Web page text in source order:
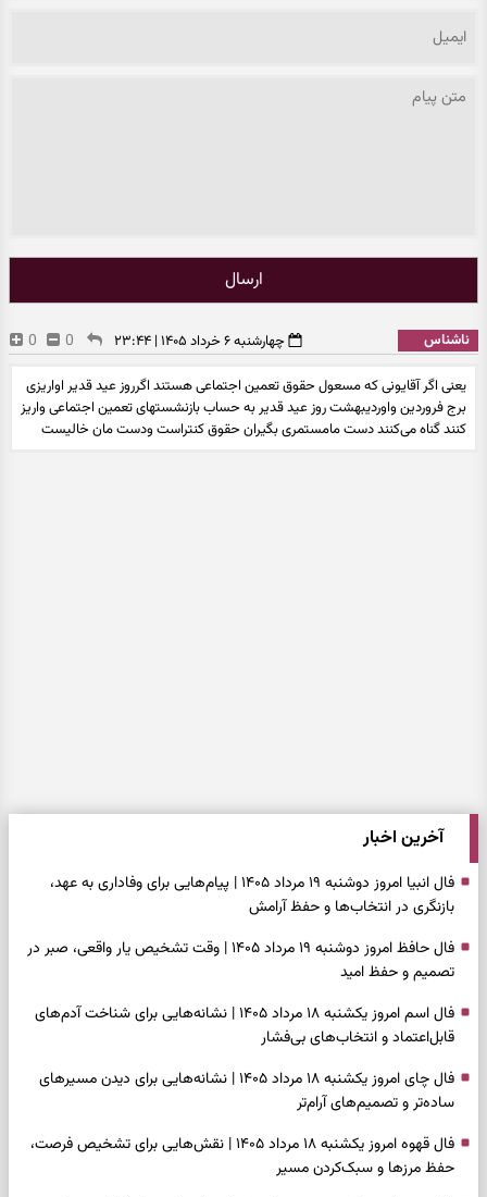
ارسال
ناشناس چهارشنبه ۶ خرداد ۱۴۰۵ | ۲۳:۴۴ 0
0
یعنی اگر آقایونی که مسعول حقوق تعمین اجتماعی هستند اگرروز عید قدیر اواریزی
برج فروردین واوردیبهشت روز عید قدیر به حساب بازنشستهای تعمین اجتماعی واریز
کنند گناه می‌کنند دست مامستمری بگیران حقوق کنتراست ودست مان خالیست
آخرین اخبار
فال انبیا امروز دوشنبه ۱۹ مرداد ۱۴۰۵ | پیام‌هایی برای وفاداری به عهد،
بازنگری در انتخاب‌ها و حفظ آرامش
فال حافظ امروز دوشنبه ۱۹ مرداد ۱۴۰۵ | وقت تشخیص یار واقعی، صبر در
تصمیم و حفظ امید
فال اسم امروز یکشنبه ۱۸ مرداد ۱۴۰۵ | نشانه‌هایی برای شناخت آدم‌های
قابل‌اعتماد و انتخاب‌های بی‌فشار
فال چای امروز یکشنبه ۱۸ مرداد ۱۴۰۵ | نشانه‌هایی برای دیدن مسیرهای
ساده‌تر و تصمیم‌های آرام‌تر
فال قهوه امروز یکشنبه ۱۸ مرداد ۱۴۰۵ | نقش‌هایی برای تشخیص فرصت،
حفظ مرزها و سبک‌کردن مسیر